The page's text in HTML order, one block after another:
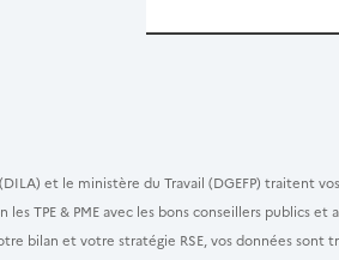
et le ministère du Travail (DGEFP) traitent
les TPE & PME avec les bons conseillers publics
bilan et votre stratégie RSE, vos données sont